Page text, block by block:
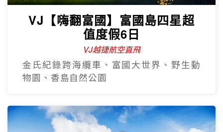
VJ【嗨翻富國】富國島四星超
值度假6日
VJ越捷航空直飛
金氏紀錄跨海纜車、富國大世界、野生動
物園、香島自然公園